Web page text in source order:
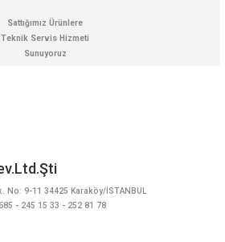
Sattığımız Ürünlere
Teknik Servis Hizmeti
Sunuyoruz
9-11 34425 Karaköy/İSTANBUL
- 245 15 33 - 252 81 78